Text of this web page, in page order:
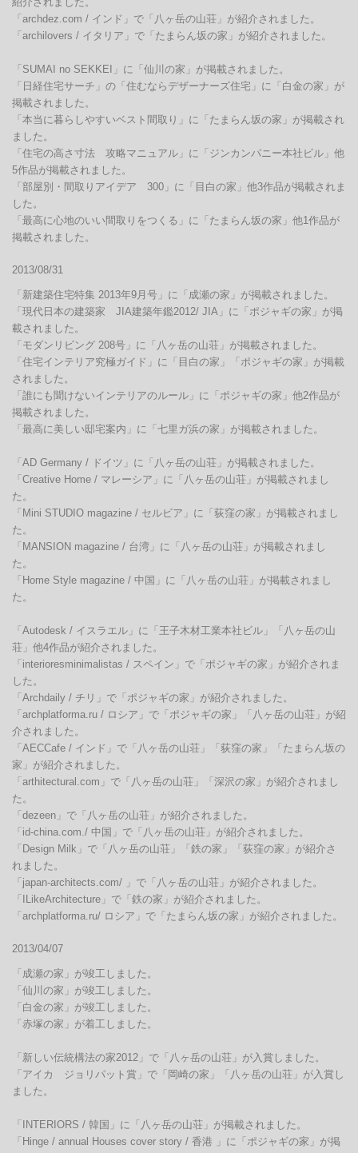
「archdez.com / インド」で「八ヶ岳の山荘」が紹介されました。
「archilovers / イタリア」で「たまらん坂の家」が紹介されました。
「SUMAI no SEKKEI」に「仙川の家」が掲載されました。
「日経住宅サーチ」の「住むならデザーナーズ住宅」に「白金の家」が
掲載されました。
「本当に暮らしやすいベスト間取り」に「たまらん坂の家」が掲載され
ました。
「住宅の高さ寸法　攻略マニュアル」に「ジンカンパニー本社ビル」他
5作品が掲載されました。
「部屋別・間取りアイデア　300」に「目白の家」他3作品が掲載されま
した。
「最高に心地のいい間取りをつくる」に「たまらん坂の家」他1作品が
掲載されました。
2013/08/31
「新建築住宅特集 2013年9月号」に「成瀬の家」が掲載されました。
「現代日本の建築家　JIA建築年鑑2012/ JIA」に「ポジャギの家」が掲
載されました。
「モダンリビング 208号」に「八ヶ岳の山荘」が掲載されました。
「住宅インテリア究極ガイド」に「目白の家」「ポジャギの家」が掲載
されました。
「誰にも聞けないインテリアのルール」に「ポジャギの家」他2作品が
掲載されました。
「最高に美しい邸宅案内」に「七里ガ浜の家」が掲載されました。
「AD Germany / ドイツ」に「八ヶ岳の山荘」が掲載されました。
「Creative Home / マレーシア」に「八ヶ岳の山荘」が掲載されまし
た。
「Mini STUDIO magazine / セルビア」に「荻窪の家」が掲載されまし
た。
「MANSION magazine / 台湾」に「八ヶ岳の山荘」が掲載されまし
た。
「Home Style magazine / 中国」に「八ヶ岳の山荘」が掲載されまし
た。
「Autodesk / イスラエル」に「王子木材工業本社ビル」「八ヶ岳の山
荘」他4作品が紹介されました。
「interioresminimalistas / スペイン」で「ポジャギの家」が紹介されま
した。
「Archdaily / チリ」で「ポジャギの家」が紹介されました。
「archplatforma.ru / ロシア」で「ポジャギの家」「八ヶ岳の山荘」が紹
介されました。
「AECCafe / インド」で「八ヶ岳の山荘」「荻窪の家」「たまらん坂の
家」が紹介されました。
「arthitectural.com」で「八ヶ岳の山荘」「深沢の家」が紹介されまし
た。
「dezeen」で「八ヶ岳の山荘」が紹介されました。
「id-china.com./ 中国」で「八ヶ岳の山荘」が紹介されました。
「Design Milk」で「八ヶ岳の山荘」「鉄の家」「荻窪の家」が紹介さ
れました。
「japan-architects.com/ 」で「八ヶ岳の山荘」が紹介されました。
「ILikeArchitecture」で「鉄の家」が紹介されました。
「archplatforma.ru/ ロシア」で「たまらん坂の家」が紹介されました。
2013/04/07
「成瀬の家」が竣工しました。
「仙川の家」が竣工しました。
「白金の家」が竣工しました。
「赤塚の家」が着工しました。
「新しい伝統構法の家2012」で「八ヶ岳の山荘」が入賞しました。
「アイカ　ジョリパット賞」で「岡崎の家」「八ヶ岳の山荘」が入賞し
ました。
「INTERIORS / 韓国」に「八ヶ岳の山荘」が掲載されました。
「Hinge / annual Houses cover story / 香港 」に「ポジャギの家」が掲